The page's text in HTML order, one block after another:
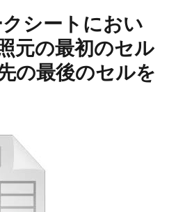
シートにおい
元の最初のセル
の最後のセルを